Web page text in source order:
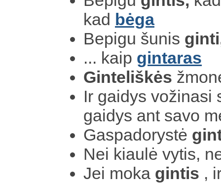
kad bėga
Bepigu šunis
... kaip gintaras
Ginteliškės
Ir gaidys vožinasi
gaidys ant savo
Gaspadorystė
Nei kiaulė vytis,
Jei moka gintis ,